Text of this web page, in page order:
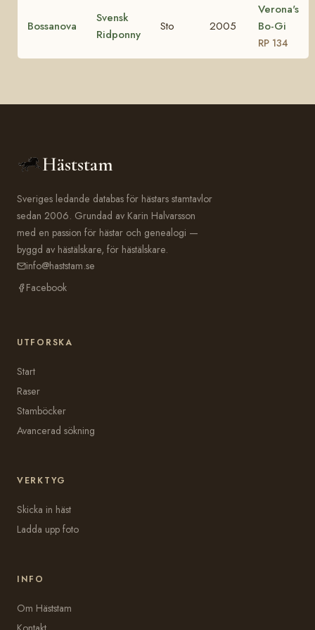
Bossanova
Svensk
Ridponny
Sto 2005
Verona's
Bo-Gi
RP 134
Häststam
Sveriges ledande databas för hästars stamtavlor
sedan 2006. Grundad av Karin Halvarsson
med en passion för hästar och genealogi —
byggd av hästälskare, för hästälskare.
info@haststam.se
Facebook
UTFORSKA
Start
Raser
Stamböcker
Avancerad sökning
VERKTYG
Skicka in häst
Ladda upp foto
INFO
Om Häststam